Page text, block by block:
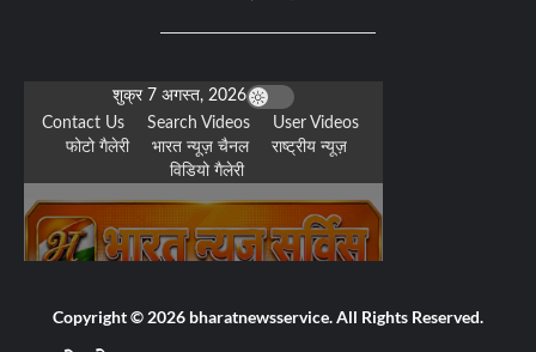
Copyright © 2026 bharatnewsservice. All Rights Reserved.